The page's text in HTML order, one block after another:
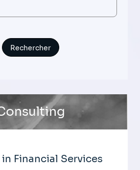
Financial Services